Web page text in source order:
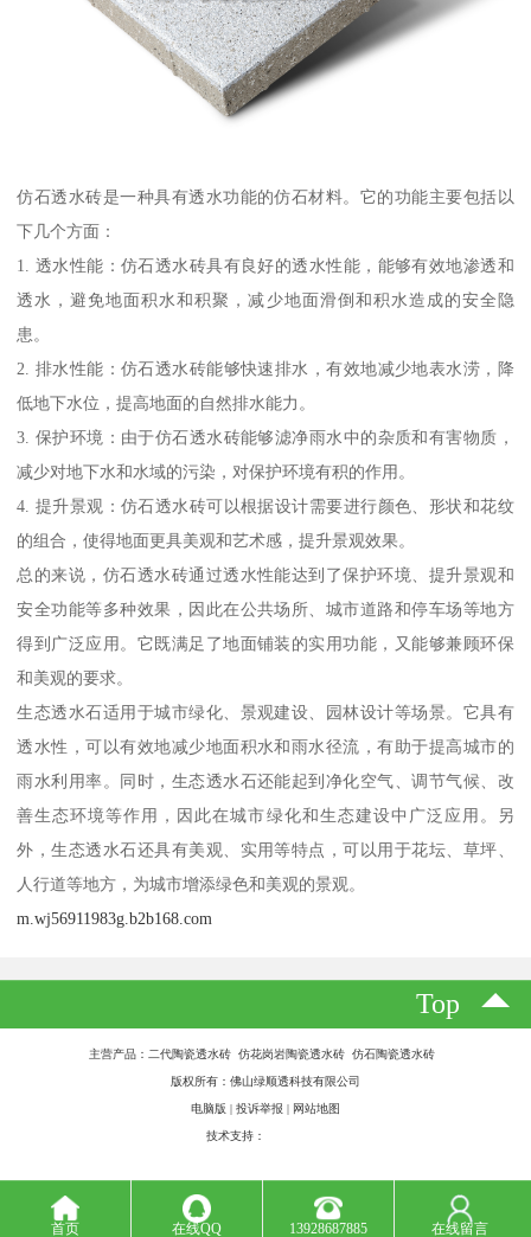
仿石透水砖是一种具有透水功能的仿石材料。它的功能主要包括以
下几个方面：
1. 透水性能：仿石透水砖具有良好的透水性能，能够有效地渗透和
透水，避免地面积水和积聚，减少地面滑倒和积水造成的安全隐
患。
2. 排水性能：仿石透水砖能够快速排水，有效地减少地表水涝，降
低地下水位，提高地面的自然排水能力。
3. 保护环境：由于仿石透水砖能够滤净雨水中的杂质和有害物质，
减少对地下水和水域的污染，对保护环境有积的作用。
4. 提升景观：仿石透水砖可以根据设计需要进行颜色、形状和花纹
的组合，使得地面更具美观和艺术感，提升景观效果。
总的来说，仿石透水砖通过透水性能达到了保护环境、提升景观和
安全功能等多种效果，因此在公共场所、城市道路和停车场等地方
得到广泛应用。它既满足了地面铺装的实用功能，又能够兼顾环保
和美观的要求。
生态透水石适用于城市绿化、景观建设、园林设计等场景。它具有
透水性，可以有效地减少地面积水和雨水径流，有助于提高城市的
雨水利用率。同时，生态透水石还能起到净化空气、调节气候、改
善生态环境等作用，因此在城市绿化和生态建设中广泛应用。另
外，生态透水石还具有美观、实用等特点，可以用于花坛、草坪、
人行道等地方，为城市增添绿色和美观的景观。
m.wj56911983g.b2b168.com
Top
主营产品：二代陶瓷透水砖 仿花岗岩陶瓷透水砖 仿石陶瓷透水砖
版权所有：佛山绿顺透科技有限公司
电脑版 投诉举报 网站地图
技术支持：
首页 在线QQ 13928687885 在线留言